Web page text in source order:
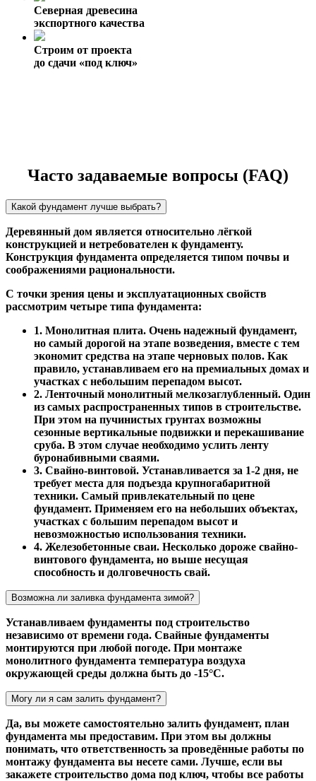
Северная древесина
экспортного качества
Строим от проекта
до сдачи «под ключ»
Часто задаваемые вопросы (FAQ)
Какой фундамент лучше выбрать?
Деревянный дом является относительно лёгкой
конструкцией и нетребователен к фундаменту.
Конструкция фундамента определяется типом почвы и
соображениями рациональности.
С точки зрения цены и эксплуатационных свойств
рассмотрим четыре типа фундамента:
1. Монолитная плита. Очень надежный фундамент,
но самый дорогой на этапе возведения, вместе с тем
экономит средства на этапе черновых полов. Как
правило, устанавливаем его на премиальных домах и
участках с небольшим перепадом высот.
2. Ленточный монолитный мелкозаглубленный. Один
из самых распространенных типов в строительстве.
При этом на пучинистых грунтах возможны
сезонные вертикальные подвижки и перекашивание
сруба. В этом случае необходимо услить ленту
буронабивными сваями.
3. Свайно-винтовой. Устанавливается за 1-2 дня, не
требует места для подъезда крупногабаритной
техники. Самый привлекательный по цене
фундамент. Применяем его на небольших объектах,
участках с большим перепадом высот и
невозможностью использования техники.
4. Железобетонные сваи. Несколько дороже свайно-
винтового фундамента, но выше несущая
способность и долговечность свай.
Возможна ли заливка фундамента зимой?
Устанавливаем фундаменты под строительство
независимо от времени года. Свайные фундаменты
монтируются при любой погоде. При монтаже
монолитного фундамента температура воздуха
окружающей среды должна быть до -15°С.
Могу ли я сам залить фундамент?
Да, вы можете самостоятельно залить фундамент, план
фундамента мы предоставим. При этом вы должны
понимать, что ответственность за проведённые работы по
монтажу фундамента вы несете сами. Лучше, если вы
закажете строительство дома под ключ, чтобы все работы